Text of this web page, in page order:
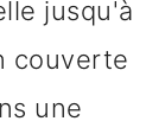
jusqu'à
couverte
une